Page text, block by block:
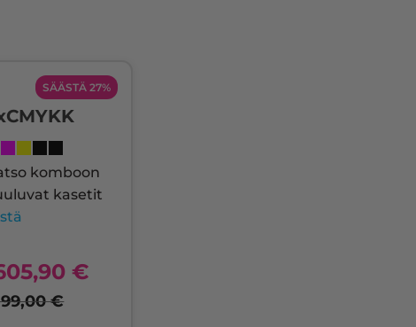
SÄÄSTÄ 27%
komboon
kasetit
€
€